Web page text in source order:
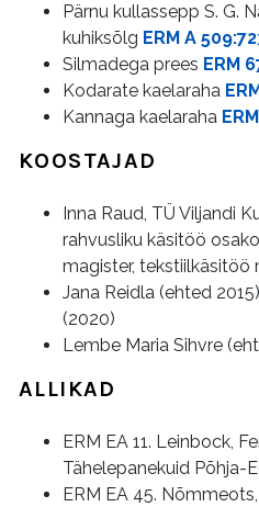
Pärnu kullassepp S. G.
kuhiksõlg ERM A
Silmadega prees ERM
Kodarate kaelaraha
Kannaga kaelaraha
KOOSTAJAD
Inna Raud, TÜ Viljandi
rahvusliku käsitöö
magister, tekstiilkäsitöö
Jana Reidla (ehted
(2020)
Lembe Maria Sihvre
ALLIKAD
ERM EA 11. Leinbock,
Tähelepanekuid Põhja-
ERM EA 45.